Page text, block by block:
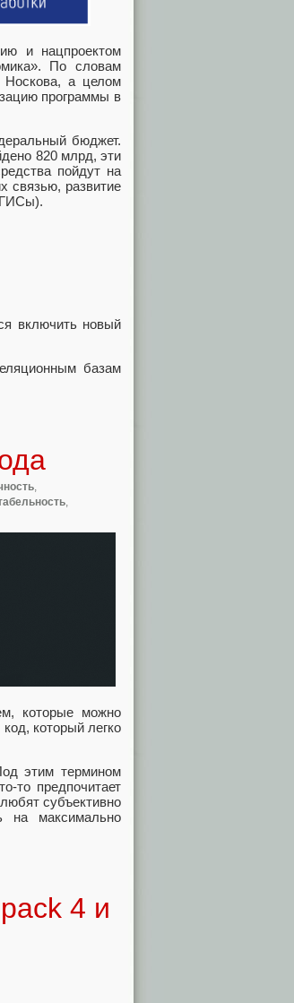
и нацпроектом
По словам
Носкова, а целом
программы в
бюджет.
820 млрд, эти
пойдут на
связью, развитие
включить новый
базам
которые можно
который легко
этим термином
то предпочитает
субъективно
на максимально
4 и